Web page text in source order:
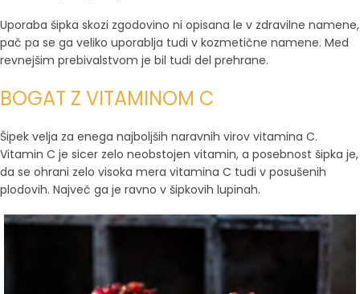
Uporaba šipka skozi zgodovino ni opisana le v zdravilne namene,
pač pa se ga veliko uporablja tudi v kozmetične namene. Med
revnejšim prebivalstvom je bil tudi del prehrane.
BOGAT Z VITAMINOM C
Šipek velja za enega najboljših naravnih virov vitamina C.
Vitamin C je sicer zelo neobstojen vitamin, a posebnost šipka je,
da se ohrani zelo visoka mera vitamina C tudi v posušenih
plodovih. Največ ga je ravno v šipkovih lupinah.